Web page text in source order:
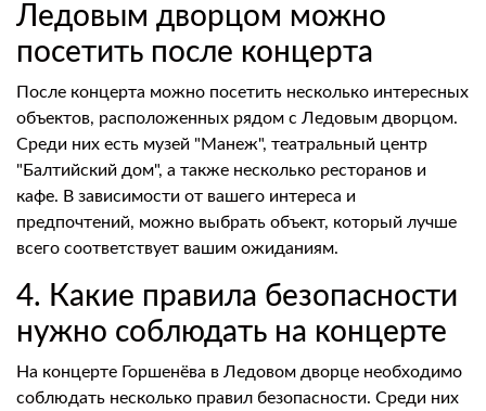
Ледовым дворцом можно
посетить после концерта
После концерта можно посетить несколько интересных
объектов, расположенных рядом с Ледовым дворцом.
Среди них есть музей "Манеж", театральный центр
"Балтийский дом", а также несколько ресторанов и
кафе. В зависимости от вашего интереса и
предпочтений, можно выбрать объект, который лучше
всего соответствует вашим ожиданиям.
4. Какие правила безопасности
нужно соблюдать на концерте
На концерте Горшенёва в Ледовом дворце необходимо
соблюдать несколько правил безопасности. Среди них